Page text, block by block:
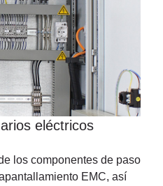
eléctricos
los componentes de paso
EMC, así